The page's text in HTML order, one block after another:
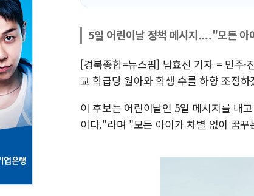
5일 어린이날 정책 메시지...."모든 아
[경북종합=뉴스핌] 남효선 기자 = 민주·
교 학급당 원아와 학생 수를 하향 조정하
이 후보는 어린이날인 5일 메시지를 내
이다."라며 "모든 아이가 차별 없이 꿈